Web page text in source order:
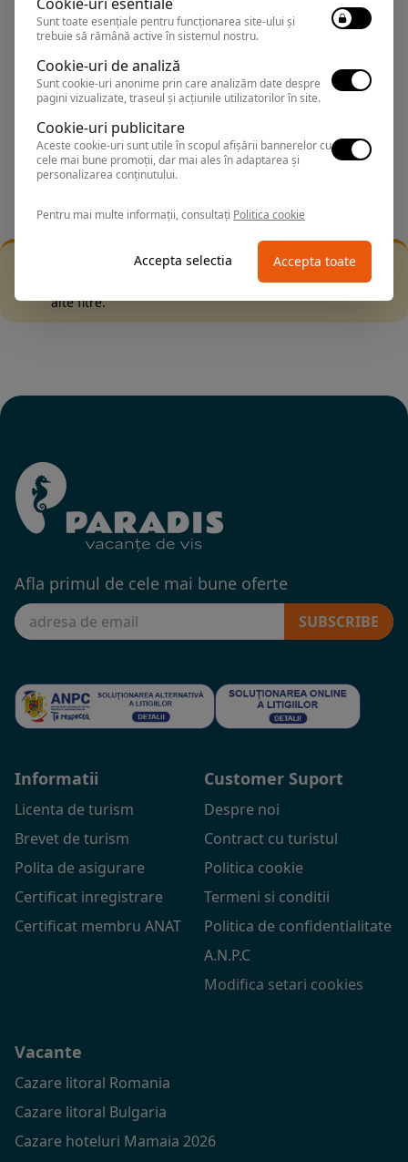
All Inclusive
Exclusiv Paradis
Stele 5-1
Filtrarea nu a returnat niciun rezultat
Incearca sa folosesti o cautarea mai generala sau alege
alte fitre.
Afla primul de cele mai bune oferte
SUBSCRIBE
Informatii
Licenta de turism
Brevet de turism
Polita de asigurare
Certificat inregistrare
Certificat membru ANAT
Customer Suport
Despre noi
Contract cu turistul
Politica cookie
Termeni si conditii
Politica de confidentialitate
A.N.P.C
Modifica setari cookies
Vacante
Cazare litoral Romania
Cazare litoral Bulgaria
Cazare hoteluri Mamaia 2026
Sunt toate esențiale pentru funcționarea site-ului și
trebuie să rămână active în sistemul nostru.
Cookie-uri de analiză
Sunt cookie-uri anonime prin care analizăm date despre
pagini vizualizate, traseul și acțiunile utilizatorilor în site.
Cookie-uri publicitare
Aceste cookie-uri sunt utile în scopul afișării bannerelor cu
cele mai bune promoții, dar mai ales în adaptarea și
personalizarea conținutului.
Pentru mai multe informații, consultați Politica cookie
Accepta selectia Accepta toate